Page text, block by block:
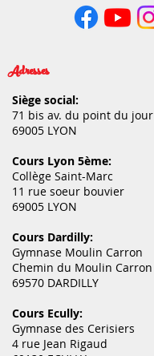
Adresses
Siège social:
71 bis av. du point du jour
69005 LYON
Cours Lyon 5ème:
Collège Saint-Marc
11 rue soeur bouvier
69005 LYON
Cours Dardilly:
Gymnase Moulin Carron
Chemin du Moulin Carron
69570 DARDILLY
Cours Ecully:
Gymnase des Cerisiers
4 rue Jean Rigaud